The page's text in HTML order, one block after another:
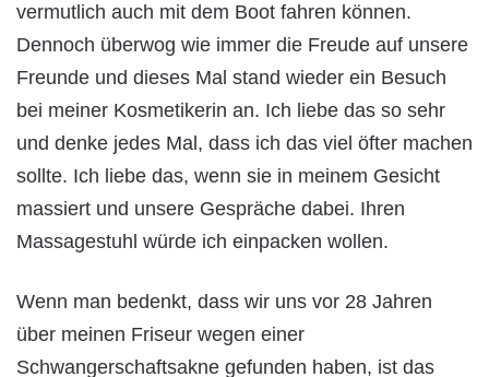
vermutlich auch mit dem Boot fahren können.
Dennoch überwog wie immer die Freude auf unsere
Freunde und dieses Mal stand wieder ein Besuch
bei meiner Kosmetikerin an. Ich liebe das so sehr
und denke jedes Mal, dass ich das viel öfter machen
sollte. Ich liebe das, wenn sie in meinem Gesicht
massiert und unsere Gespräche dabei. Ihren
Massagestuhl würde ich einpacken wollen.
Wenn man bedenkt, dass wir uns vor 28 Jahren
über meinen Friseur wegen einer
Schwangerschaftsakne gefunden haben, ist das